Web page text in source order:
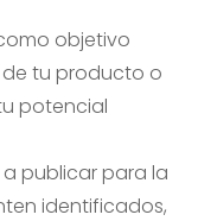
objetivo
tu producto o
potencial
publicar para la
identificados,